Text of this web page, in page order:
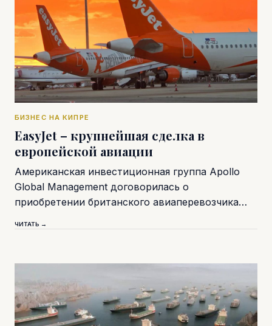
БИЗНЕС НА КИПРЕ
EasyJet – крупнейшая сделка в
европейской авиации
Американская инвестиционная группа Apollo
Global Management договорилась о
приобретении британского авиаперевозчика…
ЧИТАТЬ →